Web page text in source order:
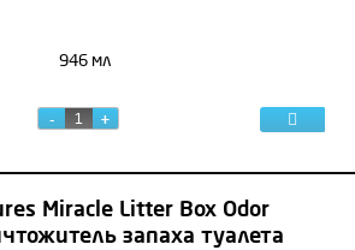
946 мл
Miracle Litter Box Odor
запаха туалета